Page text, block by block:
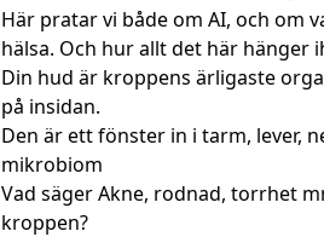
Här pratar vi både om AI, och om
hälsa. Och hur allt det här hänger
Din hud är kroppens ärligaste
på insidan.
Den är ett fönster in i tarm, lever,
mikrobiom
Vad säger Akne, rodnad, torrhet
kroppen?